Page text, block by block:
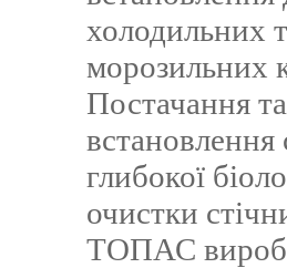
холодильних
морозильних
Постачання та
встановлення
глибокої
очистки
ТОПАС